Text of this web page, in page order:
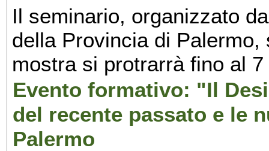
Il seminario, organizzato
della Provincia di
mostra si protrarrà fino al
Evento formativo: "Il
del recente passato e le
Palermo